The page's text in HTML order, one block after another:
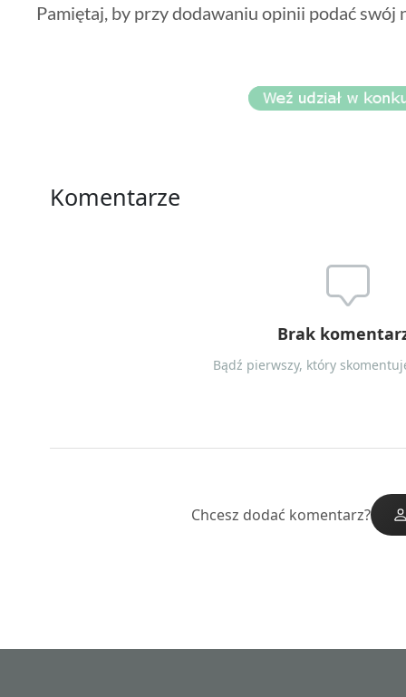
Pamiętaj, by przy dodawaniu opinii podać swój
Komentarze
Brak
Bądź pierwszy, który
Chcesz dodać komentarz?